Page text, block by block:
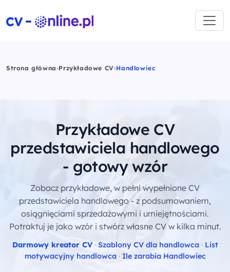
Strona główna›Przykładowe CV›Handlowiec
Przykładowe CV
przedstawiciela handlowego
- gotowy wzór
Zobacz przykładowe, w pełni wypełnione CV
przedstawiciela handlowego - z podsumowaniem,
osiągnięciami sprzedażowymi i umiejętnościami.
Potraktuj je jako wzór i stwórz własne CV w kilka minut.
Darmowy kreator CV · Szablony CV dla handlowca · List
motywacyjny handlowca · Ile zarabia Handlowiec